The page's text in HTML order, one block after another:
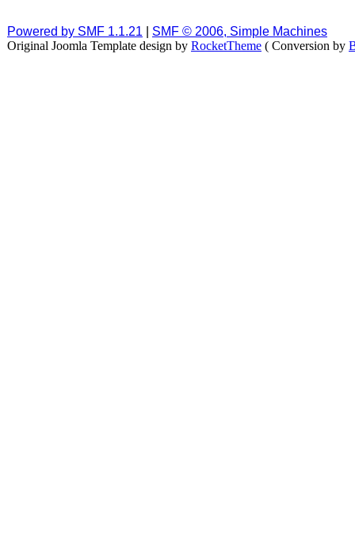
Powered by SMF 1.1.21
SMF © 2006, Simple Machines
Original Joomla Template design by RocketTheme ( Conversion by